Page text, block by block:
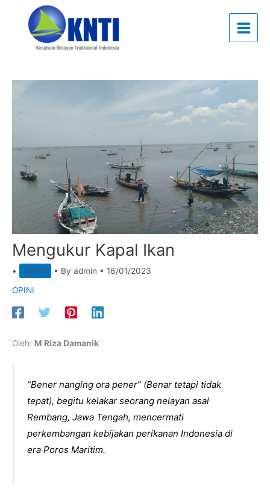
Mengukur Kapal Ikan
• OPINI • By admin • 16/01/2023
OPINI
Oleh: M Riza Damanik
“Bener nanging ora pener” (Benar tetapi tidak
tepat), begitu kelakar seorang nelayan asal
Rembang, Jawa Tengah, mencermati
perkembangan kebijakan perikanan Indonesia di
era Poros Maritim.